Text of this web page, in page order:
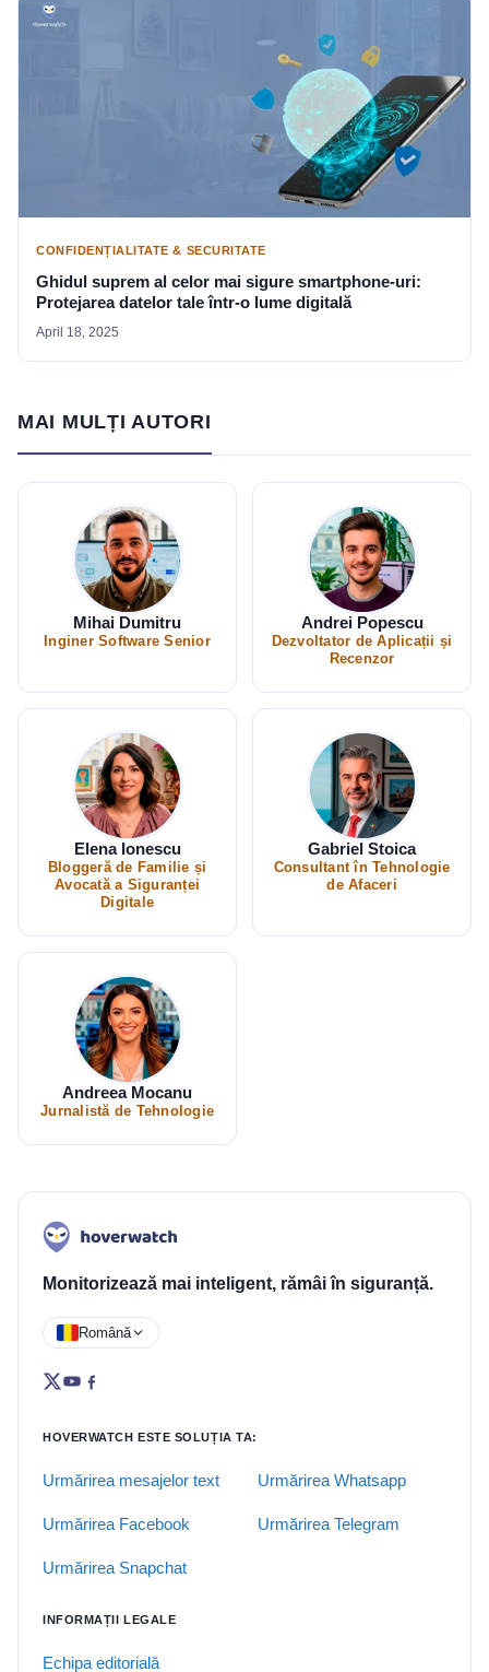
CONFIDENȚIALITATE & SECURITATE
Ghidul suprem al celor mai sigure smartphone-uri:
Protejarea datelor tale într-o lume digitală
April 18, 2025
MAI MULȚI AUTORI
Mihai Dumitru
Inginer Software Senior
Andrei Popescu
Dezvoltator de Aplicații și
Recenzor
Elena Ionescu
Bloggeră de Familie și
Avocată a Siguranței
Digitale
Gabriel Stoica
Consultant în Tehnologie
de Afaceri
Andreea Mocanu
Jurnalistă de Tehnologie
Monitorizează mai inteligent, rămâi în siguranță.
Română
HOVERWATCH ESTE SOLUȚIA TA:
Urmărirea mesajelor text Urmărirea Whatsapp
Urmărirea Facebook Urmărirea Telegram
Urmărirea Snapchat
INFORMAȚII LEGALE
Echipa editorială